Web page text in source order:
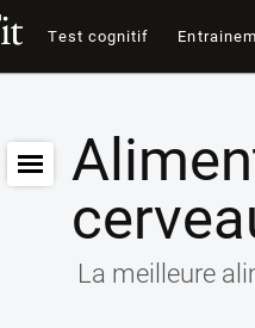
Test cognitif
La meilleure